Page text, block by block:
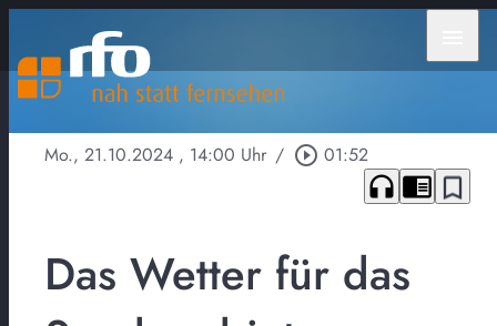
Mo., 21.10.2024 , 14:00 Uhr / play_circle_outline 01:52
headphones chrome_reader_mode bookmark_border
Das Wetter für das